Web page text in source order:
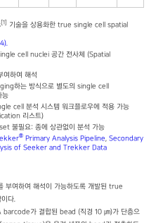
[1] 기술을 상용화한 true single cell spatial
cell nuclei 공간 전사체 (Spatial
여하여 해석
하는 방식으로 별도의 single cell
능
cell 분석 시스템 워크플로우에 적용 가능
리스트)
불필요: 종에 상관없이 분석 가능
® Primary Analysis Pipeline, Secondary
of Seeker and Trekker Data
부여하여 해석이 가능하도록 개발된 true
다.
barcode가 결합된 bead (직경 10 ㎛)가 단층으